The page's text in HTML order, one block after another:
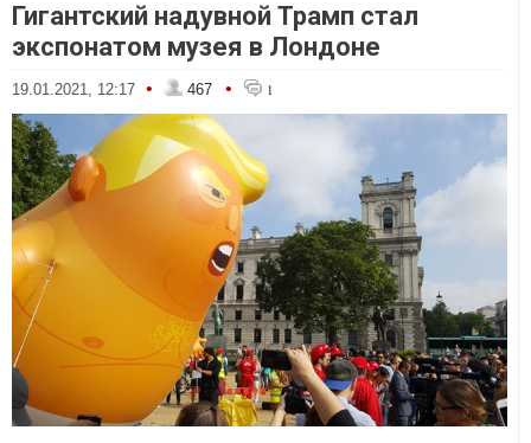
Гигантский надувной Трамп стал
экспонатом музея в Лондоне
19.01.2021, 12:17 • 467 • 1